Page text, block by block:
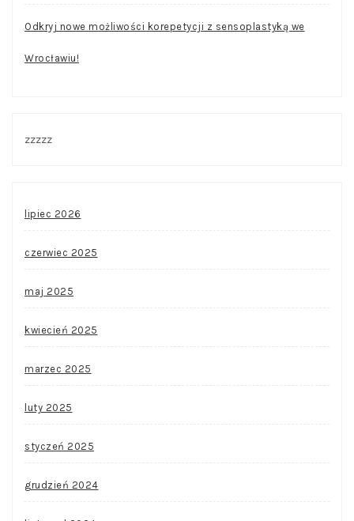
Odkryj nowe możliwości korepetycji z sensoplastyką we
Wrocławiu!
zzzzz
lipiec 2026
czerwiec 2025
maj 2025
kwiecień 2025
marzec 2025
luty 2025
styczeń 2025
grudzień 2024